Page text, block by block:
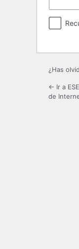
¿Has
← Ir a
de